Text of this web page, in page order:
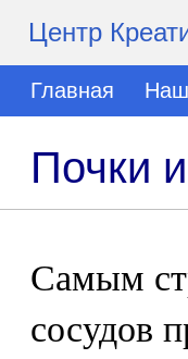
Центр
Главная
Почки
Самым
сосудов